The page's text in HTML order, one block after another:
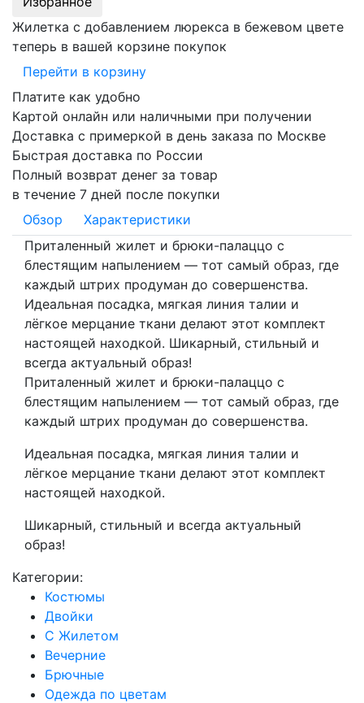
Жилетка с добавлением люрекса в бежевом цвете
теперь в вашей корзине покупок
Перейти в корзину
Платите как удобно
Картой онлайн или наличными при получении
Доставка с примеркой в день заказа по Москве
Быстрая доставка по России
Полный возврат денег за товар
в течение 7 дней после покупки
Обзор
Характеристики
Приталенный жилет и брюки-палаццо с
блестящим напылением — тот самый образ, где
каждый штрих продуман до совершенства.
Идеальная посадка, мягкая линия талии и
лёгкое мерцание ткани делают этот комплект
настоящей находкой. Шикарный, стильный и
всегда актуальный образ!
Приталенный жилет и брюки-палаццо с
блестящим напылением — тот самый образ, где
каждый штрих продуман до совершенства.
Идеальная посадка, мягкая линия талии и
лёгкое мерцание ткани делают этот комплект
настоящей находкой.
Шикарный, стильный и всегда актуальный
образ!
Категории:
Костюмы
Двойки
С Жилетом
Вечерние
Брючные
Одежда по цветам